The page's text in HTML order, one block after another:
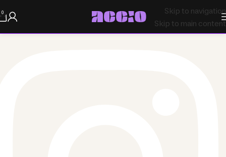
Skip to navigation
Skip to main content
0